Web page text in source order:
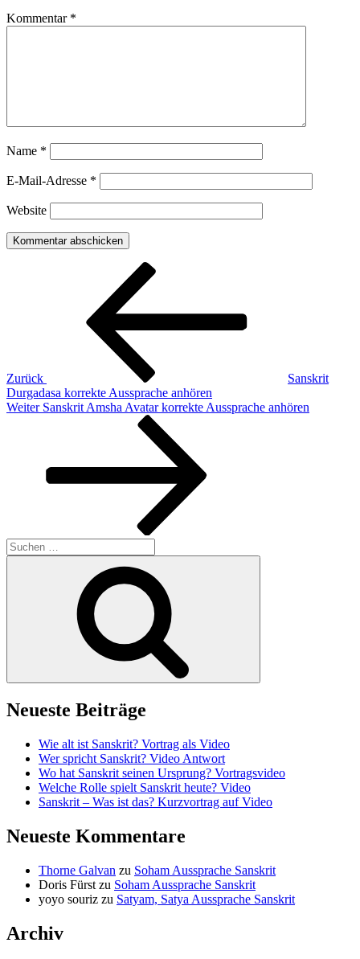
Kommentar *
Name *
E-Mail-Adresse *
Website
Beitragsnavigation
Zurück
Sanskrit
Durgadasa korrekte Aussprache anhören
Nächster
Weiter Sanskrit Amsha Avatar korrekte Aussprache anhören
Suchen
nach:
Neueste Beiträge
Wie alt ist Sanskrit? Vortrag als Video
Wer spricht Sanskrit? Video Antwort
Wo hat Sanskrit seinen Ursprung? Vortragsvideo
Welche Rolle spielt Sanskrit heute? Video
Sanskrit – Was ist das? Kurzvortrag auf Video
Neueste Kommentare
Thorne Galvan zu Soham Aussprache Sanskrit
Doris Fürst zu Soham Aussprache Sanskrit
yoyo souriz zu Satyam, Satya Aussprache Sanskrit
Archiv